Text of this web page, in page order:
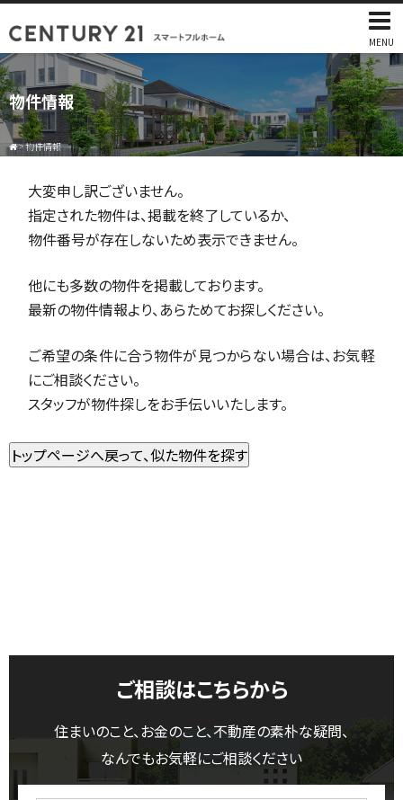
MENU
物件情報
>物件情報
大変申し訳ございません。
指定された物件は、掲載を終了しているか、
物件番号が存在しないため表示できません。
他にも多数の物件を掲載しております。
最新の物件情報より、あらためてお探しください。
ご希望の条件に合う物件が見つからない場合は、お気軽
にご相談ください。
スタッフが物件探しをお手伝いいたします。
ご相談はこちらから
住まいのこと、お金のこと、不動産の素朴な疑問、
なんでもお気軽にご相談ください